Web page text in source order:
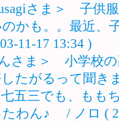
さま＞ 子供
かも。。最近、
11-17 13:34 )
さま＞ 小学校の
たがるって聞き
五三でも、もも
わん♪ / ノロ (